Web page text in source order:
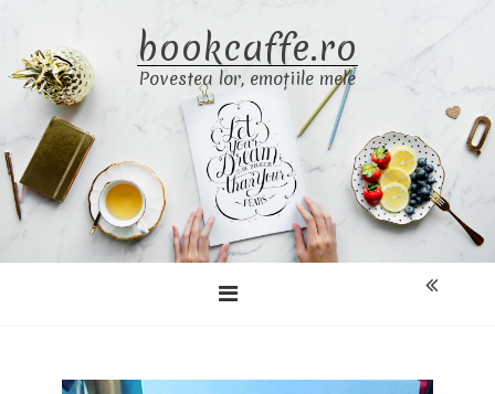
content
bookcaffe.ro
Povestea lor, emoțiile mele